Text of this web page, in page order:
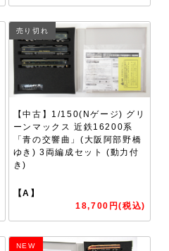
売り切れ
【中古】1/150(Nゲージ) グリ
ーンマックス 近鉄16200系
「青の交響曲」(大阪阿部野橋
ゆき) 3両編成セット (動力付
き)
【A】
18,700円(税込)
NEW